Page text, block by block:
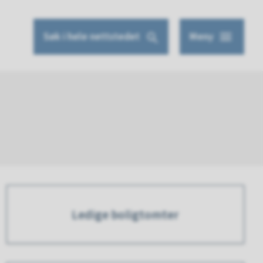
Søk i hele nettstedet Meny
Ledige boligtomter